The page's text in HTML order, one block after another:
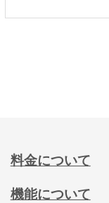
料金について
機能について